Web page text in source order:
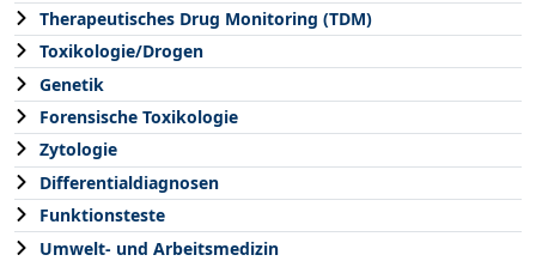
Therapeutisches Drug Monitoring (TDM)
Toxikologie/Drogen
Genetik
Forensische Toxikologie
Zytologie
Differentialdiagnosen
Funktionsteste
Umwelt- und Arbeitsmedizin